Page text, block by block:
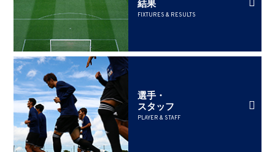
結果
FIXTURES & RESULTS
選手・
スタッフ
PLAYER & STAFF